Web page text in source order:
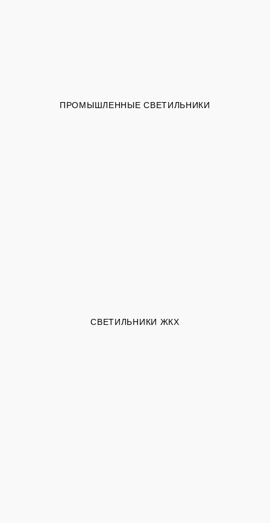
ПРОМЫШЛЕННЫЕ СВЕТИЛЬНИКИ
СВЕТИЛЬНИКИ ЖКХ